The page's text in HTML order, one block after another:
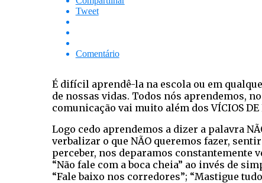
Tweet
Comentário
É difícil aprendê-la na escola ou em
de nossas vidas. Todos nós aprendemos,
comunicação vai muito além dos VÍCIOS
Logo cedo aprendemos a dizer a palavra
verbalizar o que NÃO queremos fazer,
perceber, nos deparamos constantemente
“Não fale com a boca cheia” ao invés de
“Fale baixo nos corredores”; “Mastigue